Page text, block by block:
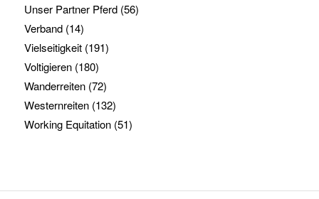
Unser Partner Pferd(56)
Verband(14)
Vielseitigkeit(191)
Voltigieren(180)
Wanderreiten(72)
Westernreiten(132)
Working Equitation(51)